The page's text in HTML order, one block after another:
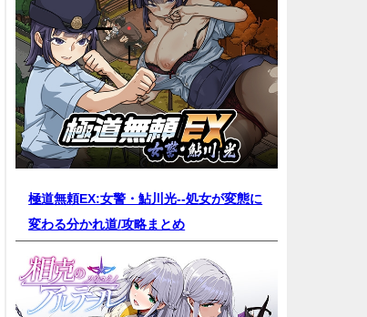
極道無頼EX:女警・鮎川光--処女が変態に
変わる分かれ道/攻略まとめ